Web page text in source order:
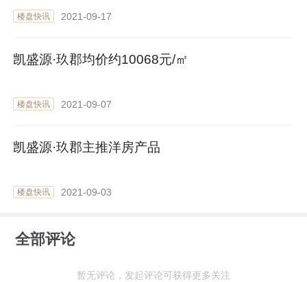
楼盘快讯 2021-09-17
凯盛源·玖郡均价约10068元/㎡
楼盘快讯 2021-09-07
凯盛源·玖郡主推洋房产品
楼盘快讯 2021-09-03
全部评论
暂无评论，发起评论可获得更多关注